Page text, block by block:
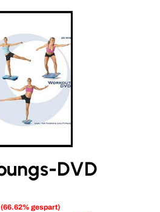
DVD
(66.62% gespart)